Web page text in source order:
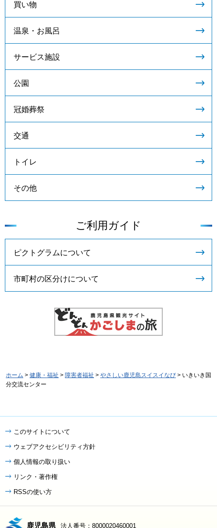
買い物
温泉・お風呂
サービス施設
公園
冠婚葬祭
交通
トイレ
その他
ご利用ガイド
ピクトグラムについて
市町村の区分けについて
ホーム > 健康・福祉 > 障害者福祉 > やさしい鹿児島スイスイなび > いきいき国
分交流センター
このサイトについて
ウェブアクセシビリティ方針
個人情報の取り扱い
リンク・著作権
RSSの使い方
鹿児島県 法人番号：8000020460001